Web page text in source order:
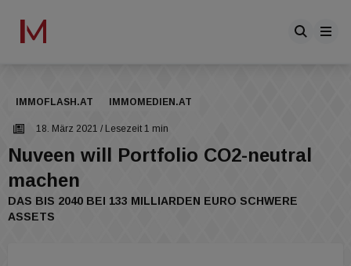
IMMOFLASH.AT IMMOMEDIEN.AT
18. März 2021 / Lesezeit 1 min
Nuveen will Portfolio CO2-neutral
machen
DAS BIS 2040 BEI 133 MILLIARDEN EURO SCHWERE
ASSETS